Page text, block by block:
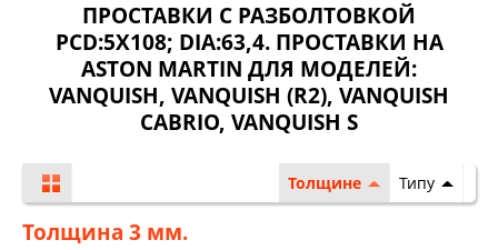
ПРОСТАВКИ С РАЗБОЛТОВКОЙ
PCD:5X108; DIA:63,4. ПРОСТАВКИ НА
ASTON MARTIN ДЛЯ МОДЕЛЕЙ:
VANQUISH, VANQUISH (R2), VANQUISH
CABRIO, VANQUISH S
Толщине Типу
Толщина 3 мм.